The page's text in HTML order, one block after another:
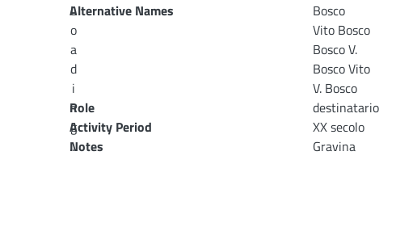
L
o
a
d
i
n
g
...
Alternative Names
Bosco
Vito Bosco
Bosco V.
Bosco Vito
V. Bosco
Role
destinatario
Activity Period
XX secolo
Notes
Gravina